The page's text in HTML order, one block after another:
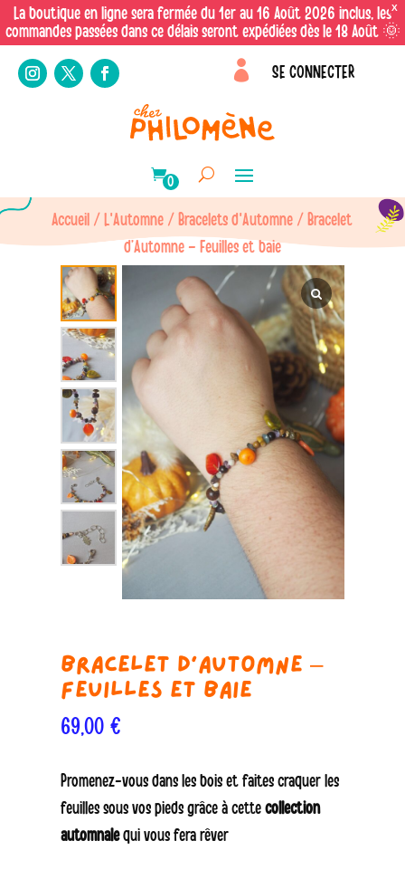
X
La boutique en ligne sera fermée du 1er au 16 Août 2026 inclus, les
commandes passées dans ce délais seront expédiées dès le 18 Août 🌞
 SE CONNECTER
0
Accueil / L'Automne /Bracelets d'Automne / Bracelet
d’Automne – Feuilles et baie
Bracelet d’Automne –
Feuilles et baie
69,00 €
Promenez-vous dans les bois et faites craquer les
feuilles sous vos pieds grâce à cettecollection
automnalequi vous fera rêver